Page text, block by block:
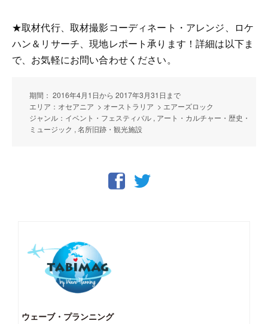
★取材代行、取材撮影コーディネート・アレンジ、ロケ
ハン＆リサーチ、現地レポート承ります！詳細は以下ま
で、お気軽にお問い合わせください。
期間： 2016年4月1日から 2017年3月31日まで
エリア：オセアニア > オーストラリア > エアーズロック
ジャンル：イベント・フェスティバル , アート・カルチャー・歴史・
ミュージック , 名所旧跡・観光施設
ウェーブ・プランニング